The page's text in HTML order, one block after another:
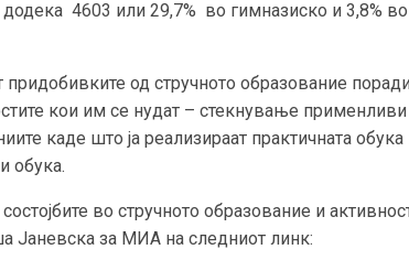
додека 4603 или 29,7% во гимназиско и 3,8%
придобивките од стручното образование
кои им се нудат – стекнување
каде што ја реализираат практичната
обука.
во стручното образование и
Јаневска за МИА на следниот линк: